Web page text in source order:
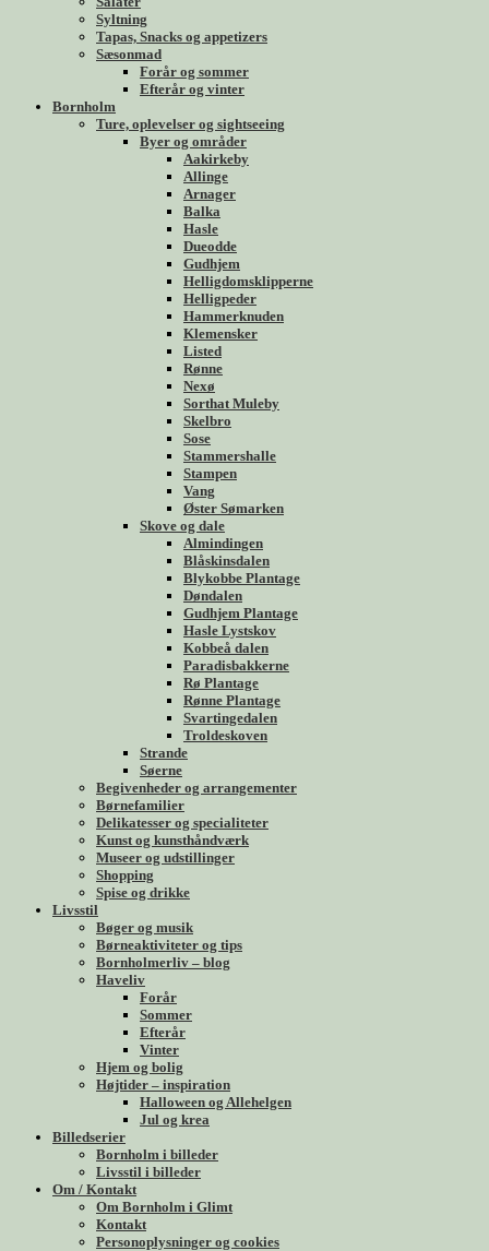
Syltning
Tapas, Snacks og appetizers
Sæsonmad
Forår og sommer
Efterår og vinter
Bornholm
Ture, oplevelser og sightseeing
Byer og områder
Aakirkeby
Allinge
Arnager
Balka
Hasle
Dueodde
Gudhjem
Helligdomsklipperne
Helligpeder
Hammerknuden
Klemensker
Listed
Rønne
Nexø
Sorthat Muleby
Skelbro
Sose
Stammershalle
Stampen
Vang
Øster Sømarken
Skove og dale
Almindingen
Blåskinsdalen
Blykobbe Plantage
Døndalen
Gudhjem Plantage
Hasle Lystskov
Kobbeå dalen
Paradisbakkerne
Rø Plantage
Rønne Plantage
Svartingedalen
Troldeskoven
Strande
Søerne
Begivenheder og arrangementer
Børnefamilier
Delikatesser og specialiteter
Kunst og kunsthåndværk
Museer og udstillinger
Shopping
Spise og drikke
Livsstil
Bøger og musik
Børneaktiviteter og tips
Bornholmerliv – blog
Haveliv
Forår
Sommer
Efterår
Vinter
Hjem og bolig
Højtider – inspiration
Halloween og Allehelgen
Jul og krea
Billedserier
Bornholm i billeder
Livsstil i billeder
Om / Kontakt
Om Bornholm i Glimt
Kontakt
Personoplysninger og cookies